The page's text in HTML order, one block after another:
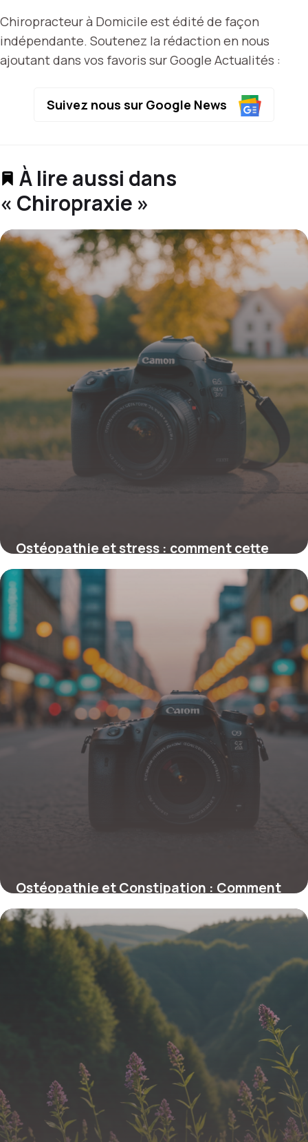
Chiropracteur à Domicile est édité de façon
indépendante. Soutenez la rédaction en nous
ajoutant dans vos favoris sur Google Actualités :
Suivez nous sur Google News
À lire aussi dans
« Chiropraxie »
Ostéopathie et stress : comment cette
thérapie peut réduire l’anxiété
naturellement
12 février 2026
Ostéopathie et Constipation : Comment
améliorer votre transit naturellement
19 janvier 2026